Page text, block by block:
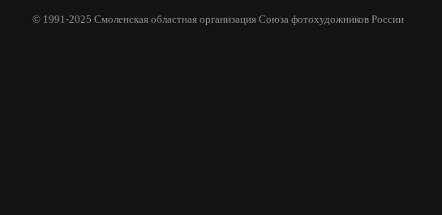
© 1991-2025 Смоленская областная организация Союза фотохудожников России